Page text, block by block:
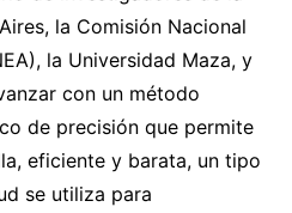
la Comisión Nacional
la Universidad Maza, y
con un método
de precisión que permite
eficiente y barata, un tipo
se utiliza para